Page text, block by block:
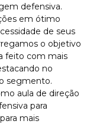
defensiva.
em ótimo
de seus
o objetivo
feito com mais
no
segmento.
aula de direção
para
mais